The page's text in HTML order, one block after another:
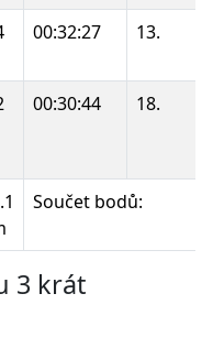
00:32:27 13.
00:30:44 18.
Součet bodů:
3 krát